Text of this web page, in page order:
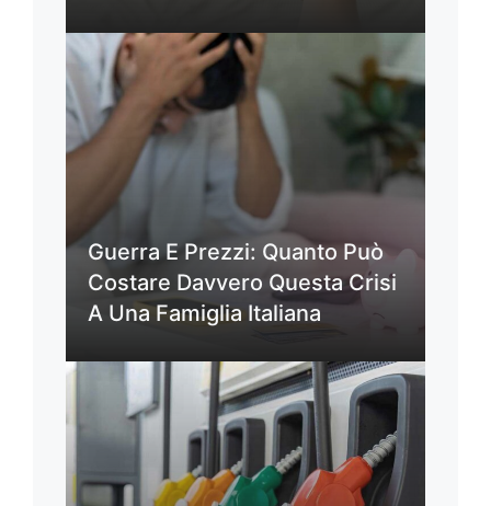
Guerra E Prezzi: Quanto Può
Costare Davvero Questa Crisi
A Una Famiglia Italiana